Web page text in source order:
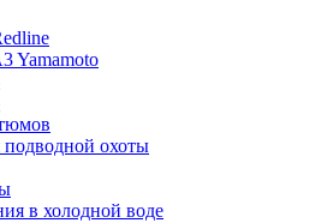
Yamamoto
подводной охоты
в холодной воде